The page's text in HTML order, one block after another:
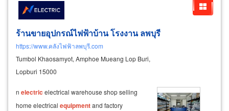
ร้านขายอุปกรณ์ไฟฟ้าบ้าน โรงงาน ลพบุรี
https://www.คลังไฟฟ้าลพบุรี.com
Tumbol Khaosamyot, Amphoe Mueang Lop Buri,
Lopburi 15000
​n electric electrical warehouse shop selling
home electrical equipmentand factory